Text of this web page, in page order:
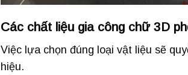
Các chất liệu gia công chữ 3D
Việc lựa chọn đúng loại vật liệu sẽ
hiệu.